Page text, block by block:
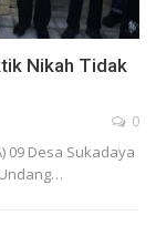
Nikah Tidak
0
09 Desa Sukadaya